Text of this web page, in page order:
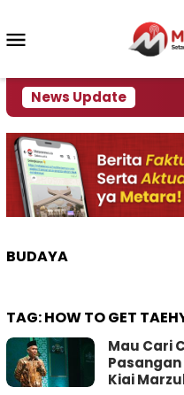
konten
News Update
Krisi Air
BUDAYA
TAG:HOW TO GET
Mau Cari
Kiai